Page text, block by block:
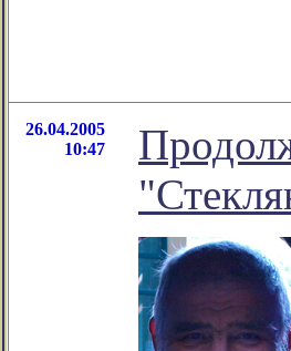
26.04.2005
10:47